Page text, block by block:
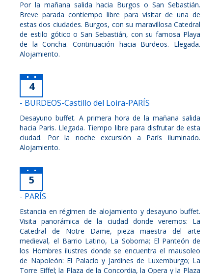
Por la mañana salida hacia Burgos o San Sebastián.
Breve parada contiempo libre para visitar de una de
estas dos ciudades. Burgos, con su maravillosa Catedral
de estilo gótico o San Sebastián, con su famosa Playa
de la Concha. Continuación hacia Burdeos. Llegada.
Alojamiento.
4
- BURDEOS-Castillo del Loira-PARÍS
Desayuno buffet. A primera hora de la mañana salida
hacia Paris. Llegada. Tiempo libre para disfrutar de esta
ciudad. Por la noche excursión a París iluminado.
Alojamiento.
5
- PARÍS
Estancia en régimen de alojamiento y desayuno buffet.
Visita panorámica de la ciudad donde veremos: La
Catedral de Notre Dame, pieza maestra del arte
medieval, el Barrio Latino, La Soborna; El Panteón de
los Hombres ilustres donde se encuentra el mausoleo
de Napoleón: El Palacio y Jardines de Luxemburgo; La
Torre Eiffel; la Plaza de la Concordia, la Opera y la Plaza